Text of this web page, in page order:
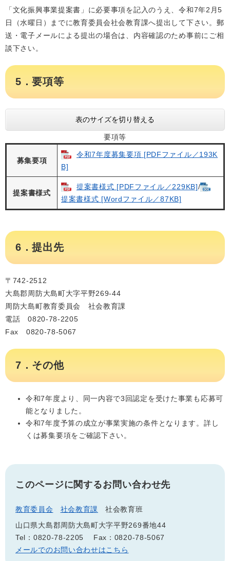
「文化振興事業提案書」に必要事項を記入のうえ、令和7年2月5
日（水曜日）までに教育委員会社会教育課へ提出して下さい。郵
送・電子メールによる提出の場合は、内容確認のため事前にご相
談下さい。
5．要項等
表のサイズを切り替える
要項等
募集要項
令和7年度募集要項 [PDFファイル／193K
B]
提案書様式
提案書様式 [PDFファイル／229KB]/​
提案書様式 [Wordファイル／87KB]
6．提出先
〒742-2512
大島郡周防大島町大字平野269-44
周防大島町教育委員会 社会教育課
電話 0820-78-2205
Fax 0820-78-5067
7．その他
令和7年度より、同一内容で3回認定を受けた事業も応募可
能となりました。
令和7年度予算の成立が事業実施の条件となります。詳し
くは募集要項をご確認下さい。
このページに関するお問い合わせ先
教育委員会 社会教育課
社会教育班
山口県大島郡周防大島町大字平野269番地44
Tel：0820-78-2205
Fax：0820-78-5067
メールでのお問い合わせはこちら